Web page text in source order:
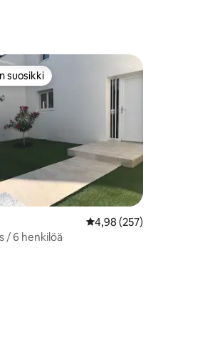
5, 306 arvostelua
parhaimmistoa
suosikki
Keskimääräinen arvio
4,98 (257)
/ 6 henkilöä